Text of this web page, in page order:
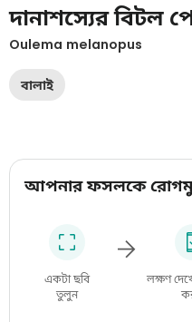
দানাশস্যের বিটল
Oulema melanopus
বালাই
আপনার ফসলকে
একটা ছবি
তুলুন
লক্ষণ